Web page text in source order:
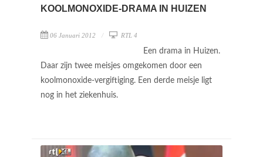
KOOLMONOXIDE-DRAMA IN HUIZEN
06 Januari 2012 RTL 4
Een drama in Huizen.
Daar zijn twee meisjes omgekomen door een
koolmonoxide-vergiftiging. Een derde meisje ligt
nog in het ziekenhuis.